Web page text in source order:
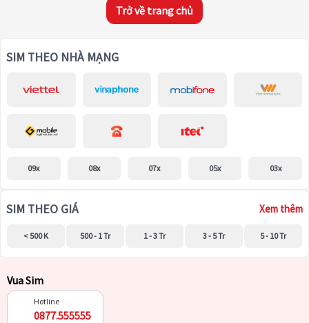
Trở về trang chủ
SIM THEO NHÀ MẠNG
09x 08x 07x 05x 03x
SIM THEO GIÁ Xem thêm
< 500 K 500 - 1 Tr 1 - 3 Tr 3 - 5 Tr 5 - 10 Tr
Vua Sim
Hotline
0877.555555